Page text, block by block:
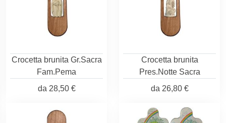
Crocetta brunita Gr.Sacra
Fam.Pema
da 28,50 €
Crocetta brunita
Pres.Notte Sacra
da 26,80 €